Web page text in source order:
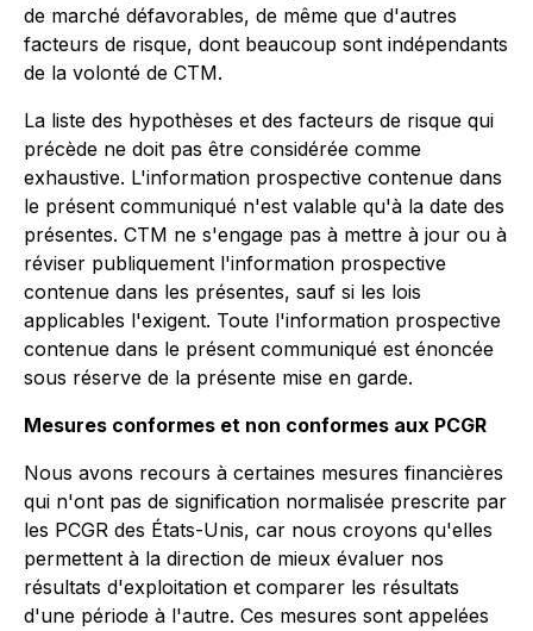
de marché défavorables, de même que d'autres
facteurs de risque, dont beaucoup sont indépendants
de la volonté de CTM.
La liste des hypothèses et des facteurs de risque qui
précède ne doit pas être considérée comme
exhaustive. L'information prospective contenue dans
le présent communiqué n'est valable qu'à la date des
présentes. CTM ne s'engage pas à mettre à jour ou à
réviser publiquement l'information prospective
contenue dans les présentes, sauf si les lois
applicables l'exigent. Toute l'information prospective
contenue dans le présent communiqué est énoncée
sous réserve de la présente mise en garde.
Mesures conformes et non conformes aux PCGR
Nous avons recours à certaines mesures financières
qui n'ont pas de signification normalisée prescrite par
les PCGR des États-Unis, car nous croyons qu'elles
permettent à la direction de mieux évaluer nos
résultats d'exploitation et comparer les résultats
d'une période à l'autre. Ces mesures sont appelées